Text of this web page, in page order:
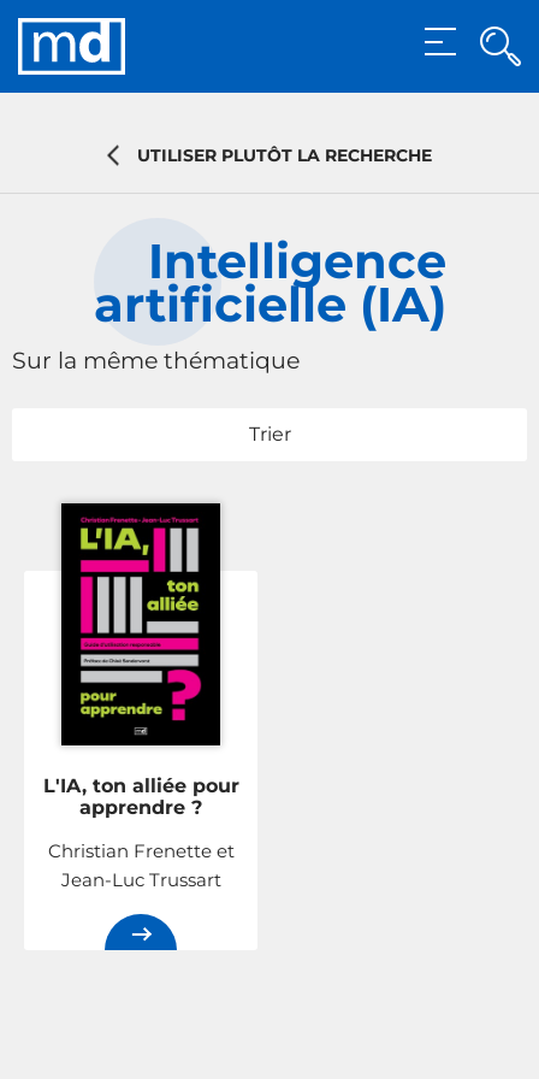
MENU
UTILISER PLUTÔT LA RECHERCHE
Intelligence
artificielle (IA)
Sur la même thématique
Trier
L'IA, ton alliée pour
apprendre ?
Christian Frenette et
Jean-Luc Trussart